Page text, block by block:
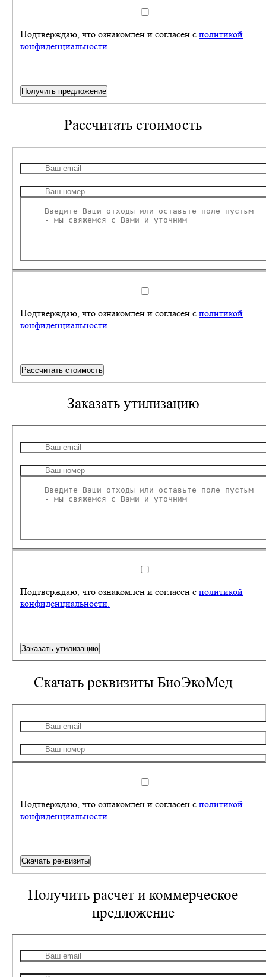
Подтверждаю, что ознакомлен и согласен с политикой
конфиденциальности.
Получить предложение
Рассчитать стоимость
Подтверждаю, что ознакомлен и согласен с политикой
конфиденциальности.
Рассчитать стоимость
Заказать утилизацию
Подтверждаю, что ознакомлен и согласен с политикой
конфиденциальности.
Заказать утилизацию
Скачать реквизиты БиоЭкоМед
Подтверждаю, что ознакомлен и согласен с политикой
конфиденциальности.
Скачать реквизиты
Получить расчет и коммерческое
предложение